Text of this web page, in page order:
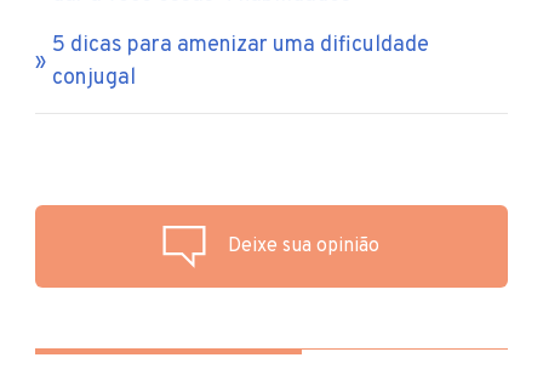
5 dicas para amenizar uma dificuldade
conjugal
Deixe sua opinião